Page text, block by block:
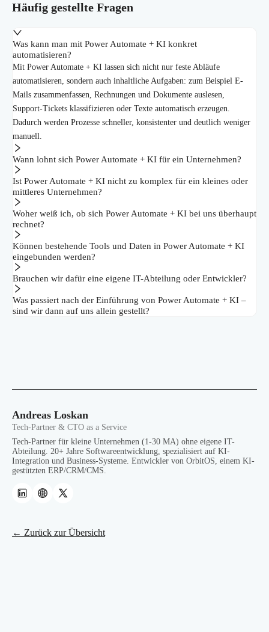
Häufig gestellte Fragen
Was kann man mit Power Automate + KI konkret
automatisieren?
Mit Power Automate + KI lassen sich nicht nur feste Abläufe
automatisieren, sondern auch inhaltliche Aufgaben: zum Beispiel E-
Mails zusammenfassen, Rechnungen und Dokumente auslesen,
Support-Tickets klassifizieren oder Texte automatisch erzeugen.
Dadurch werden Prozesse schneller, konsistenter und deutlich weniger
manuell.
Wann lohnt sich Power Automate + KI für ein Unternehmen?
Ist Power Automate + KI nicht zu komplex für ein kleines oder
mittleres Unternehmen?
Woher weiß ich, ob sich Power Automate + KI bei uns überhaupt
rechnet?
Können bestehende Tools und Daten in Power Automate + KI
eingebunden werden?
Brauchen wir dafür eine eigene IT-Abteilung oder Entwickler?
Was passiert nach der Einführung von Power Automate + KI –
sind wir dann auf uns allein gestellt?
Andreas Loskan
Tech-Partner & CTO as a Service
Tech-Partner für kleine Unternehmen (1-30 MA) ohne eigene IT-
Abteilung. 20+ Jahre Softwareentwicklung, spezialisiert auf KI-
Integration und Business-Systeme. Entwickler von OrbitOS, einem KI-
gestützten ERP/CRM/CMS.
← Zurück zur Übersicht